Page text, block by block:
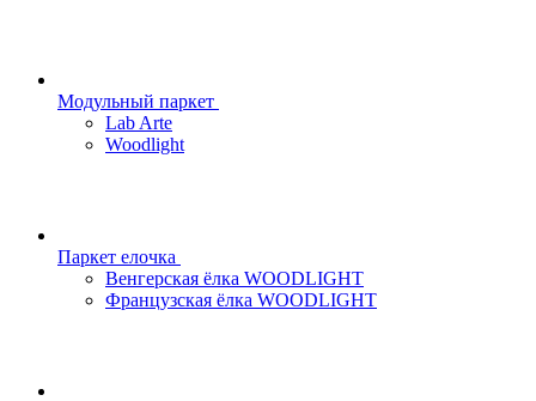
Модульный паркет
Lab Arte
Woodlight
Паркет елочка
Венгерская ёлка WOODLIGHT
Французская ёлка WOODLIGHT